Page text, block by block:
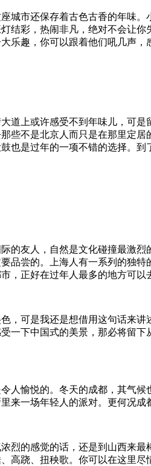
城市还保存着古色古香的年味
结彩，热闹非凡，绝对不会让
乐趣，你可以跟着他们吼几声
道上或许感受不到年味儿，可
些不是北京人而只是在那里定
也是过年的一项不错的选择。
的友人，自然是文化碰撞最激
品尝的。上海人有一系列的独
正好在过年人最多的地方可以
，可是我还是想借用这句话来
一下中国式的美景，那必将留
人愉悦的。冬天的成都，其气
来一场年轻人的派对。更何况
烈的感觉的话，还是到山西来
高跷、扭秧歌。你可以在这里